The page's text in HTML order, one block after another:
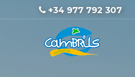
+34 977 792 307